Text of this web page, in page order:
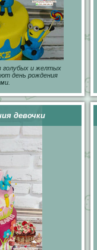
голубых и желтых
день рождения
девочки